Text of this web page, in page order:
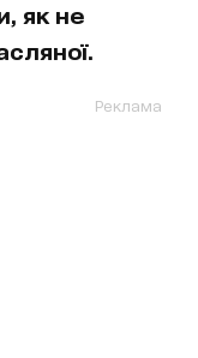
як не
Реклама